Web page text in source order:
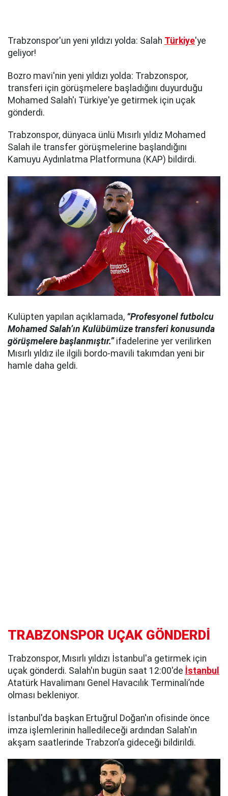
Trabzonspor'un yeni yıldızı yolda: Salah Türkiye'ye
geliyor!
Bozro mavi'nin yeni yıldızı yolda: Trabzonspor,
transferi için görüşmelere başladığını duyurduğu
Mohamed Salah'ı Türkiye'ye getirmek için uçak
gönderdi.
Trabzonspor, dünyaca ünlü Mısırlı yıldız Mohamed
Salah ile transfer görüşmelerine başlandığını
Kamuyu Aydınlatma Platformuna (KAP) bildirdi.
Kulüpten yapılan açıklamada, “Profesyonel futbolcu
Mohamed Salah’ın Kulübümüze transferi konusunda
görüşmelere başlanmıştır.”ifadelerine yer verilirken
Mısırlı yıldız ile ilgili bordo-mavili takımdan yeni bir
hamle daha geldi.
TRABZONSPOR UÇAK GÖNDERDİ
Trabzonspor, Mısırlı yıldızı İstanbul'a getirmek için
uçak gönderdi. Salah'ın bugün saat 12:00'de İstanbul
Atatürk Havalimanı Genel Havacılık Terminali’nde
olması bekleniyor.
İstanbul'da başkan Ertuğrul Doğan'ın ofisinde önce
imza işlemlerinin halledileceği ardından Salah'ın
akşam saatlerinde Trabzon’a gideceği bildirildi.